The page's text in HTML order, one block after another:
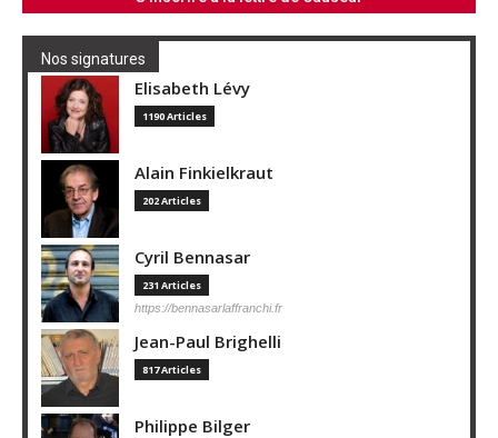
Nos signatures
Elisabeth Lévy
1190 Articles
Alain Finkielkraut
202 Articles
Cyril Bennasar
231 Articles
https://bennasarlaffranchi.fr
Jean-Paul Brighelli
817 Articles
Philippe Bilger